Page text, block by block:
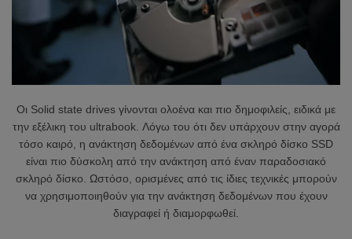
Οι Solid state drives γίνονται ολοένα και πιο δημοφιλείς, ειδικά με
την εξέλικη του ultrabook. Λόγω του ότι δεν υπάρχουν στην αγορά
τόσο καιρό, η ανάκτηση δεδομένων από ένα σκληρό δίσκο SSD
είναι πιο δύσκολη από την ανάκτηση από έναν παραδοσιακό
σκληρό δίσκο. Ωστόσο, ορισμένες από τις ίδιες τεχνικές μπορούν
να χρησιμοποιηθούν για την ανάκτηση δεδομένων που έχουν
διαγραφεί ή διαμορφωθεί.